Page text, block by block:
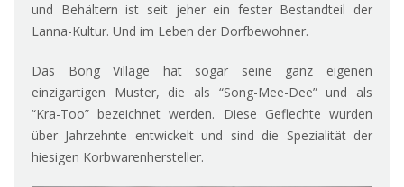
und Behältern ist seit jeher ein fester Bestandteil der
Lanna-Kultur. Und im Leben der Dorfbewohner.
Das Bong Village hat sogar seine ganz eigenen
einzigartigen Muster, die als “Song-Mee-Dee” und als
“Kra-Too” bezeichnet werden. Diese Geflechte wurden
über Jahrzehnte entwickelt und sind die Spezialität der
hiesigen Korbwarenhersteller.